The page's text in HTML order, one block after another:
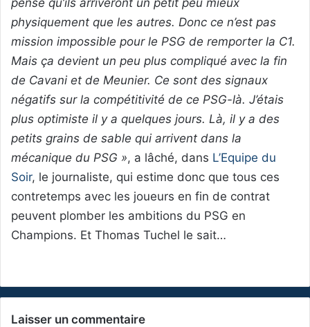
physiquement que les autres. Donc ce n’est pas
mission impossible pour le PSG de remporter la C1.
Mais ça devient un peu plus compliqué avec la fin
de Cavani et de Meunier. Ce sont des signaux
négatifs sur la compétitivité de ce PSG-là. J’étais
plus optimiste il y a quelques jours. Là, il y a des
petits grains de sable qui arrivent dans la
mécanique du PSG », a lâché, dans L’Equipe du
Soir, le journaliste, qui estime donc que tous ces
contretemps avec les joueurs en fin de contrat
peuvent plomber les ambitions du PSG en
Champions. Et Thomas Tuchel le sait…
Laisser un commentaire